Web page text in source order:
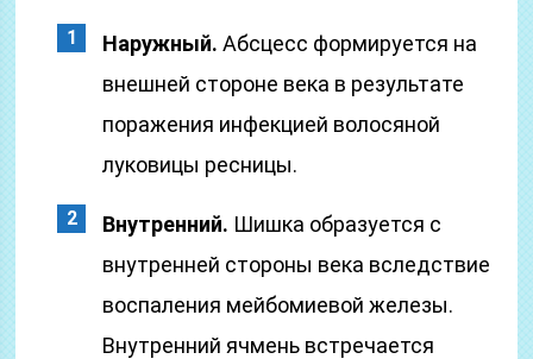
Наружный. Абсцесс формируется на
внешней стороне века в результате
поражения инфекцией волосяной
луковицы ресницы.
Внутренний. Шишка образуется с
внутренней стороны века вследствие
воспаления мейбомиевой железы.
Внутренний ячмень встречается